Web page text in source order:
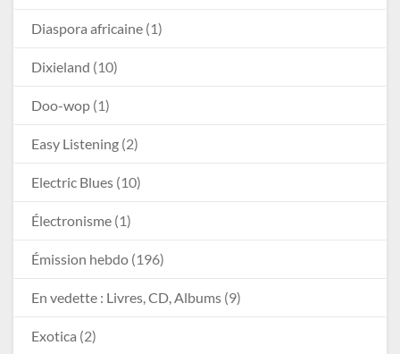
Diaspora africaine (1)
Dixieland (10)
Doo-wop (1)
Easy Listening (2)
Electric Blues (10)
Électronisme (1)
Émission hebdo (196)
En vedette : Livres, CD, Albums (9)
Exotica (2)